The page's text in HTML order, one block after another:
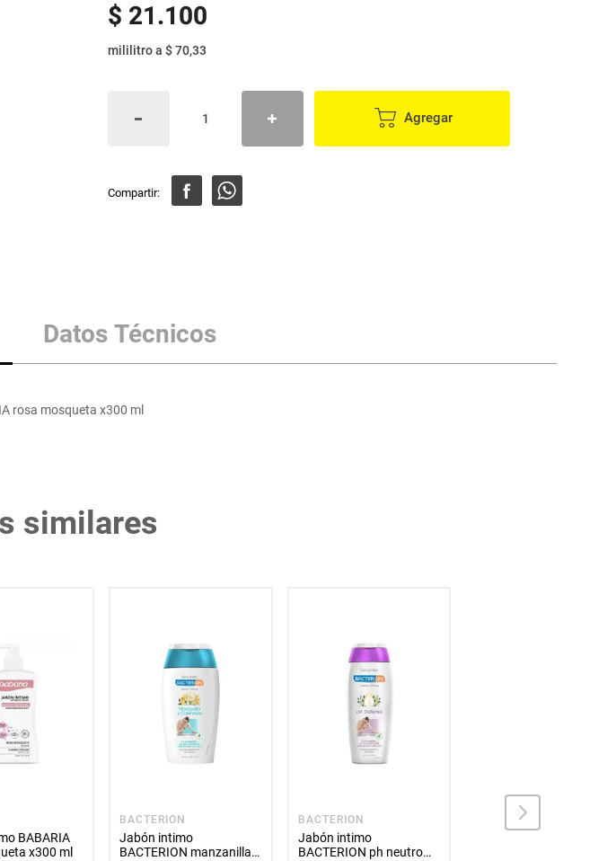
$ 21.100
mililitroa $ 70,33
Agregar
Datos Técnicos
rosa mosqueta x300 ml
similares
BABARIA
x300 ml
BACTERION
Jabón intimo
BACTERION manzanilla
BACTERION
Jabón intimo
BACTERION ph neutro
BACTERION